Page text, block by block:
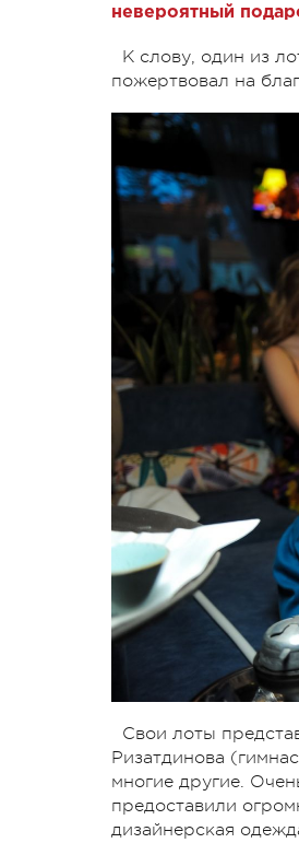
невероятный
К слову, один из
пожертвовал на
Свои лоты
Ризатдинова
многие другие.
предоставили
дизайнерская